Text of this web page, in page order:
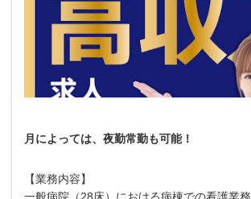
月によっては、夜勤常勤も可能！
【業務内容】
一般病院（28床）における病棟での看護業務